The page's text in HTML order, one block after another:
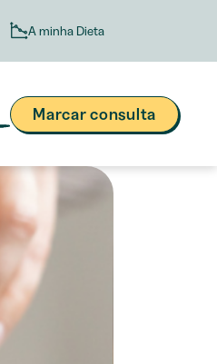
A minha Dieta
Marcar consulta